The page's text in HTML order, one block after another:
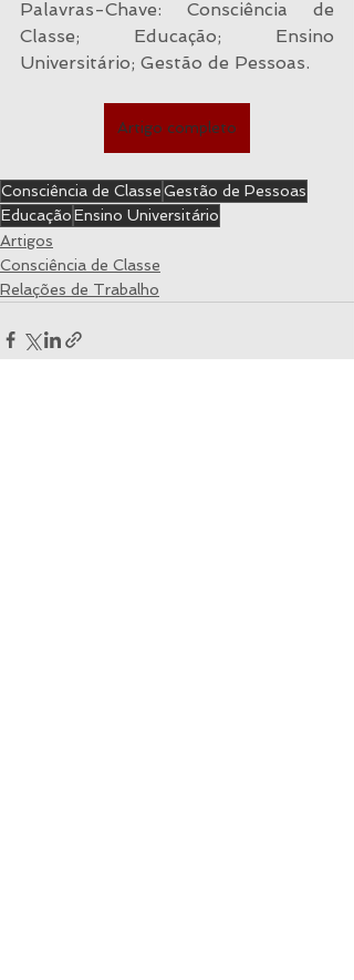
Palavras-Chave: Consciência de
Classe; Educação; Ensino
Universitário; Gestão de Pessoas.
Artigo completo
Consciência de ClasseGestão de Pessoas
EducaçãoEnsino Universitário
Artigos
Consciência de Classe
Relações de Trabalho